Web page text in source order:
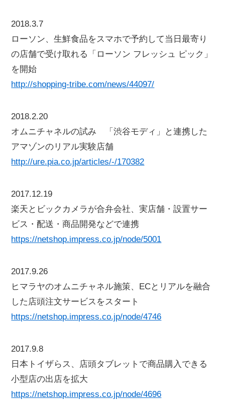
2018.3.7
ローソン、生鮮食品をスマホで予約して当日最寄り
の店舗で受け取れる「ローソン フレッシュ ピック」
を開始
http://shopping-tribe.com/news/44097/
2018.2.20
オムニチャネルの試み 「渋谷モディ」と連携した
アマゾンのリアル実験店舗
http://ure.pia.co.jp/articles/-/170382
2017.12.19
楽天とビックカメラが合弁会社、実店舗・設置サー
ビス・配送・商品開発などで連携
https://netshop.impress.co.jp/node/5001
2017.9.26
ヒマラヤのオムニチャネル施策、ECとリアルを融合
した店頭注文サービスをスタート
https://netshop.impress.co.jp/node/4746
2017.9.8
日本トイザらス、店頭タブレットで商品購入できる
小型店の出店を拡大
https://netshop.impress.co.jp/node/4696